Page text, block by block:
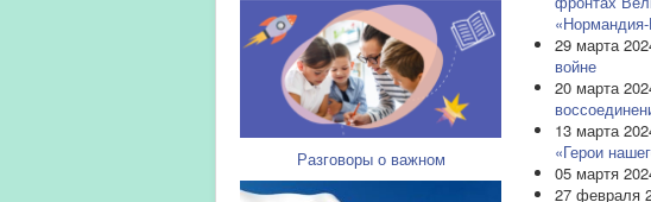
Разговоры о важном
29 марта
войне
20 марта
13 марта
«Герои
05 мартя
27 февраля